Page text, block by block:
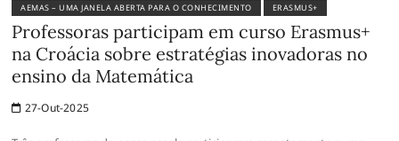
o
n
AEMAS – UMA JANELA ABERTA PARA O CONHECIMENTO
ERASMUS+
Professoras participam em curso Erasmus+
na Croácia sobre estratégias inovadoras no
ensino da Matemática
27-Out-2025